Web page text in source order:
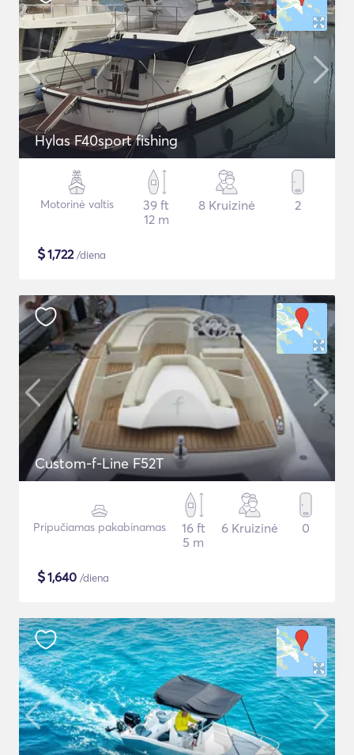
Hylas F40sport fishing
Motorinė valtis
39 ft
12 m
8 Kruizinė 2
$1,722/diena
Custom-f-Line F52T
Pripučiamas pakabinamas
16 ft
5 m
6 Kruizinė 0
$1,640 /diena